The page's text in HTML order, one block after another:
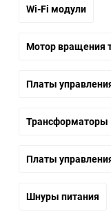
Wi-Fi модули
Мотор вращения
Платы
Трансформаторы
Платы
Шнуры питания